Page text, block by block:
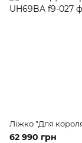
Ліжко "Для
62 990 грн